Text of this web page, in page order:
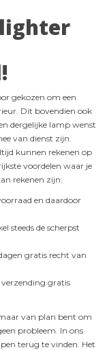
gekozen om een
Dit bovendien ook
dergelijke lamp wenst
van dienst zijn.
kunnen rekenen op
voordelen waar je
rekenen zijn:
en daardoor
steeds de scherpst
gratis recht van
verzending gratis
van plan bent om
probleem. In ons
terug te vinden. Het